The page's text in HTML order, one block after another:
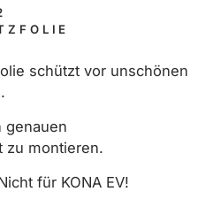
schützt vor unschönen
genauen
zu montieren.
für KONA EV!